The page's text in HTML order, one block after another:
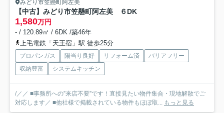
みどり市笠懸町阿左美
【中古】みどり市笠懸町阿左美 ６DK
1,580万円
- / 120.89㎡ / 6DK /築46年
上毛電鉄「天王宿」駅 徒歩25分
プロパンガス 陽当り良好 リフォーム済
バリアフリー
収納豊富
システムキッチン
/／／ ■事務所への”来店不要”です！直接見たい物件集合・現地解散でご
対応します／ ■他社様で掲載されている物件もほぼ取... もっと見る